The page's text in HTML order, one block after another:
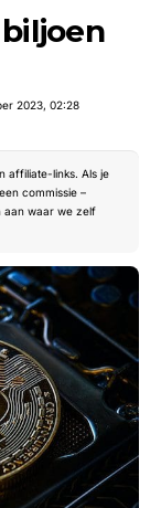
2023, 02:28
affiliate-links. Als je
commissie –
aan waar we zelf